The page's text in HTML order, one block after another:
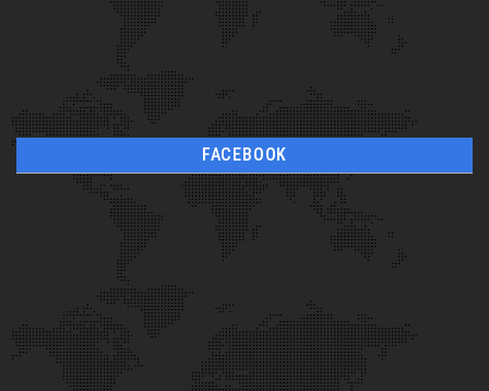
FACEBOOK